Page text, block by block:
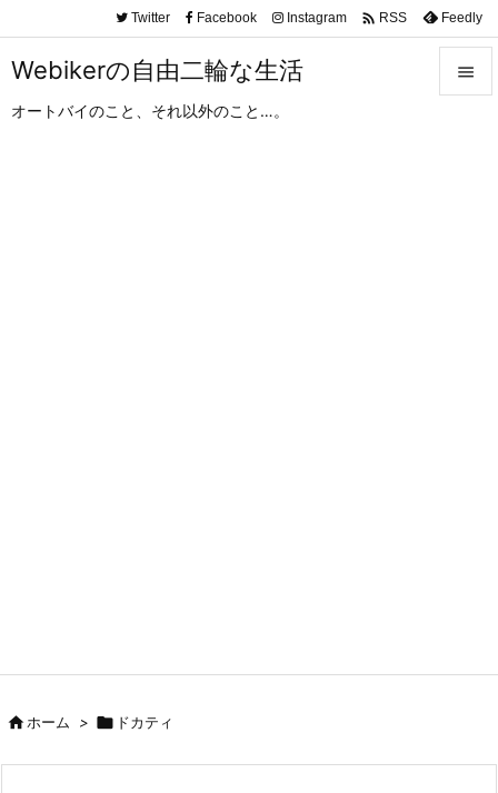
Webikerの自由二輪な生活
オートバイのこと、それ以外のこと…。

Twitter Facebook Instagram  RSS Feedly
ホーム >  ドカティ